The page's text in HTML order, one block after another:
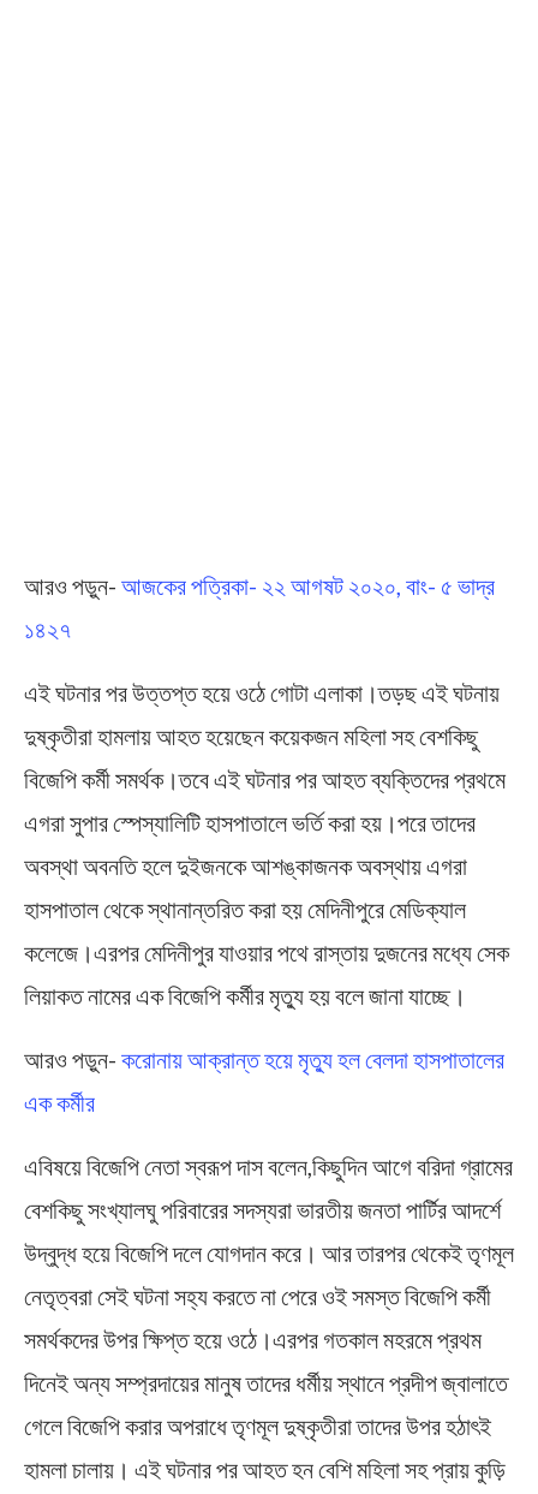
আরও পড়ুন- আজকের পত্রিকা- ২২ আগষট ২০২০, বাং- ৫ ভাদ্র
১৪২৭
এই ঘটনার পর উত্তপ্ত হয়ে ওঠে গোটা এলাকা।তড়ছ এই ঘটনায়
দুষ্কৃতীরা হামলায় আহত হয়েছেন কয়েকজন মহিলা সহ বেশকিছু
বিজেপি কর্মী সমর্থক।তবে এই ঘটনার পর আহত ব্যক্তিদের প্রথমে
এগরা সুপার স্পেস্যালিটি হাসপাতালে ভর্তি করা হয়।পরে তাদের
অবস্থা অবনতি হলে দুইজনকে আশঙ্কাজনক অবস্থায় এগরা
হাসপাতাল থেকে স্থানান্তরিত করা হয় মেদিনীপুরে মেডিক্যাল
কলেজে।এরপর মেদিনীপুর যাওয়ার পথে রাস্তায় দুজনের মধ্যে সেক
লিয়াকত নামের এক বিজেপি কর্মীর মৃত্যু হয় বলে জানা যাচ্ছে।
আরও পড়ুন- করোনায় আক্রান্ত হয়ে মৃত্যু হল বেলদা হাসপাতালের
এক কর্মীর
এবিষয়ে বিজেপি নেতা স্বরূপ দাস বলেন,কিছুদিন আগে বরিদা গ্রামের
বেশকিছু সংখ্যালঘু পরিবারের সদস্যরা ভারতীয় জনতা পার্টির আদর্শে
উদ্বুদ্ধ হয়ে বিজেপি দলে যোগদান করে। আর তারপর থেকেই তৃণমূল
নেতৃত্বরা সেই ঘটনা সহ্য করতে না পেরে ওই সমস্ত বিজেপি কর্মী
সমর্থকদের উপর ক্ষিপ্ত হয়ে ওঠে।এরপর গতকাল মহরমে প্রথম
দিনেই অন্য সম্প্রদায়ের মানুষ তাদের ধর্মীয় স্থানে প্রদীপ জ্বালাতে
গেলে বিজেপি করার অপরাধে তৃণমূল দুষ্কৃতীরা তাদের উপর হঠাৎই
হামলা চালায়। এই ঘটনার পর আহত হন বেশি মহিলা সহ প্রায় কুড়ি